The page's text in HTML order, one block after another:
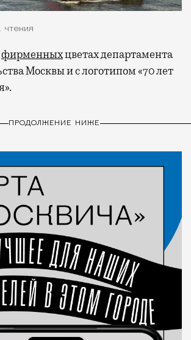
чтения
фирменныхцветах департамента
Москвы и с логотипом «70 лет
ПРОДОЛЖЕНИЕ НИЖЕ